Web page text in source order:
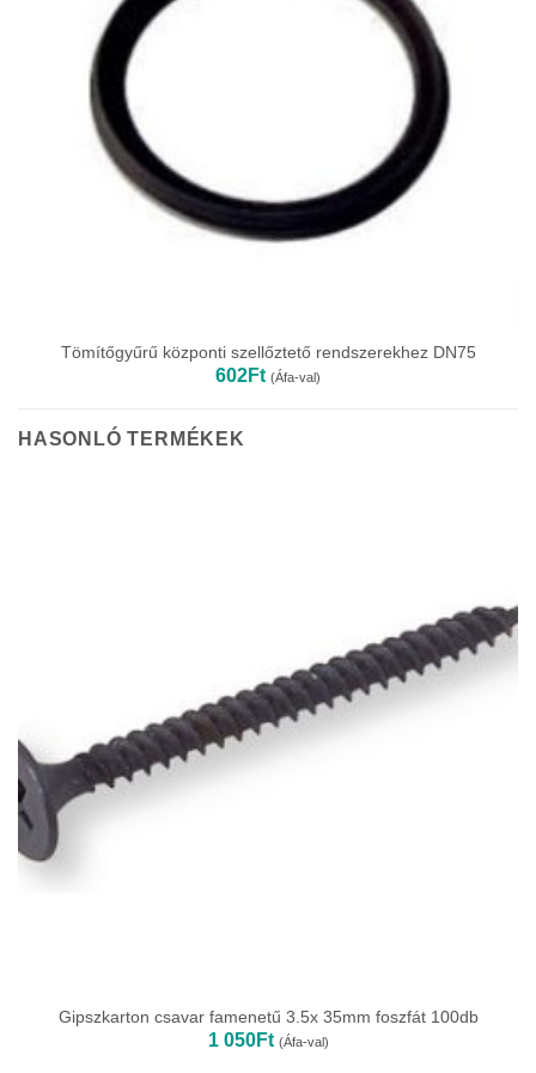
Tömítőgyűrű központi szellőztető rendszerekhez DN75
602Ft (Áfa-val)
HASONLÓ TERMÉKEK
Gipszkarton csavar famenetű 3.5x 35mm foszfát 100db
1 050Ft (Áfa-val)